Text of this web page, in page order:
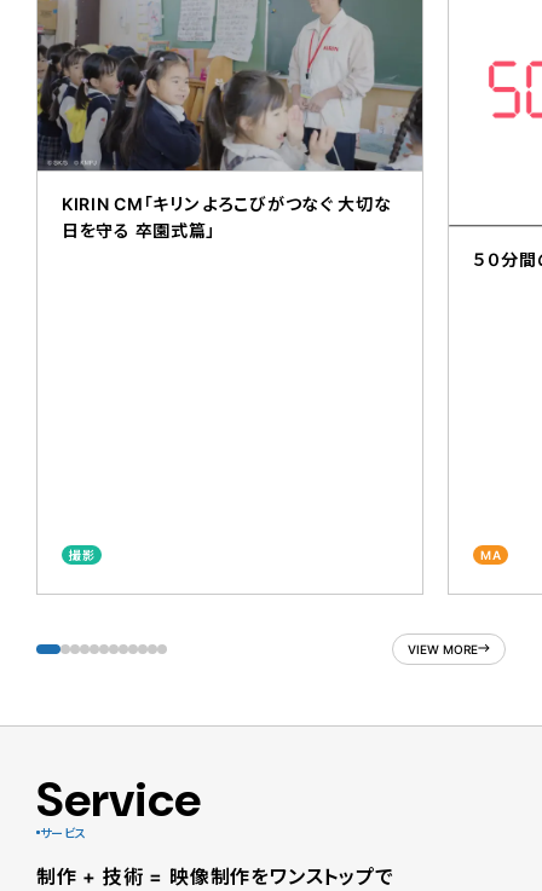
KIRIN CM「キリン よろこびがつなぐ 大切な
日を守る 卒園式篇」
撮影
５０分
MA
VIEW MORE
Service
サービス
制作 + 技術 = 映像制作をワンストップで